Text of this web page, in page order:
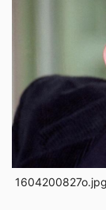
1604200827o.jpg